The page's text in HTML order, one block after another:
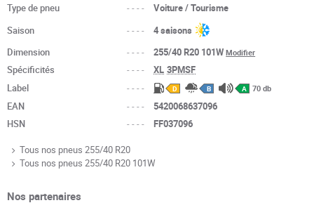
Type de pneu ----
Voiture / Tourisme
Saison
----
4 saisons
Dimension
---- 255/40 R20 101WModifier
Spécificités ---- XL 3PMSF
Label
---- D B A 70 db
EAN ----
5420068637096
HSN
---- FF037096
Tous nos pneus 255/40 R20
Tous nos pneus 255/40 R20 101W
Nos partenaires